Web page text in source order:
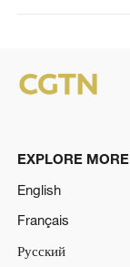
EXPLORE MORE
English
Français
Русский